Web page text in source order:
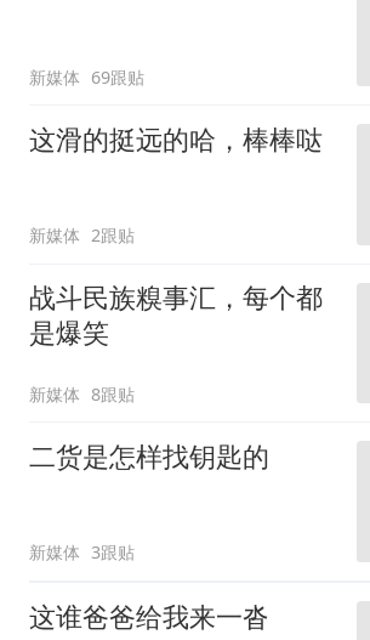
新媒体 69跟贴
这滑的挺远的哈，棒棒哒
新媒体 2跟贴
战斗民族糗事汇，每个都
是爆笑
新媒体 8跟贴
二货是怎样找钥匙的
新媒体 3跟贴
这谁爸爸给我来一沓